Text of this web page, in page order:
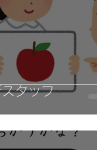
タッフ